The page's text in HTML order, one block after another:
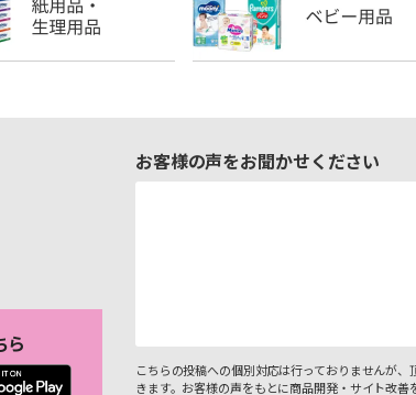
ら
お客様の声をお聞かせください
こちらの投稿への個別対応は行っておりませんが
きます。お客様の声をもとに商品開発・サイト改善